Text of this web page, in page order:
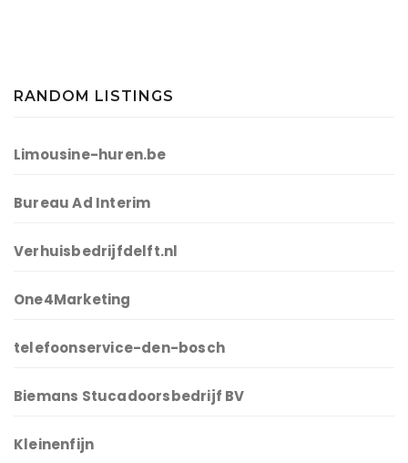
RANDOM LISTINGS
Limousine-huren.be
Bureau Ad Interim
Verhuisbedrijfdelft.nl
One4Marketing
telefoonservice-den-bosch
Biemans Stucadoorsbedrijf BV
Kleinenfijn